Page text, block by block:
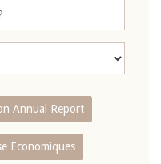
Annual Report
Economiques